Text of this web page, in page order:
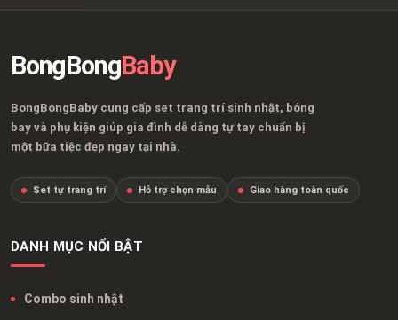
BongBongBaby
BongBongBaby cung cấp set trang trí sinh nhật, bóng
bay và phụ kiện giúp gia đình dễ dàng tự tay chuẩn bị
một bữa tiệc đẹp ngay tại nhà.
Set tự trang trí Hỗ trợ chọn mẫu Giao hàng toàn quốc
DANH MỤC NỔI BẬT
Combo sinh nhật